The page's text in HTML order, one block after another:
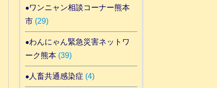
ワンニャン相談コーナー熊本
市(29)
わんにゃん緊急災害ネットワ
ーク熊本(39)
人畜共通感染症 (4)